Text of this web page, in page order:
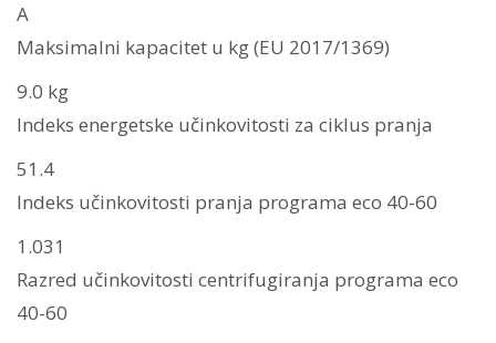
A
Maksimalni kapacitet u kg (EU 2017/1369)
9.0 kg
Indeks energetske učinkovitosti za ciklus pranja
51.4
Indeks učinkovitosti pranja programa eco 40-60
1.031
Razred učinkovitosti centrifugiranja programa eco
40-60